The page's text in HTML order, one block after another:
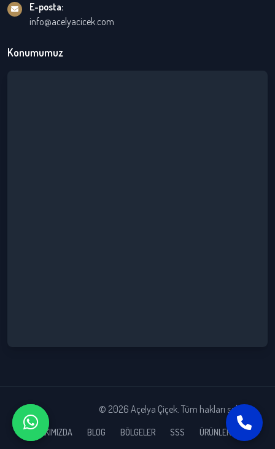
E-posta:
info@acelyacicek.com
Konumumuz
© 2026 Açelya Çiçek. Tüm hakları saklıdır.
HAKKIMIZDA BLOG BÖLGELER SSS ÜRÜNLERİMİZ